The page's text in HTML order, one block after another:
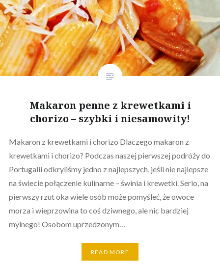
Makaron penne z krewetkami i
chorizo – szybki i niesamowity!
Makaron z krewetkami i chorizo Dlaczego makaron z
krewetkami i chorizo? Podczas naszej pierwszej podróży do
Portugalii odkryliśmy jedno z najlepszych, jeśli nie najlepsze
na świecie połączenie kulinarne – świnia i krewetki. Serio, na
pierwszy rzut oka wiele osób może pomyśleć, że owoce
morza i wieprzowina to coś dziwnego, ale nic bardziej
mylnego! Osobom uprzedzonym…
READ MORE